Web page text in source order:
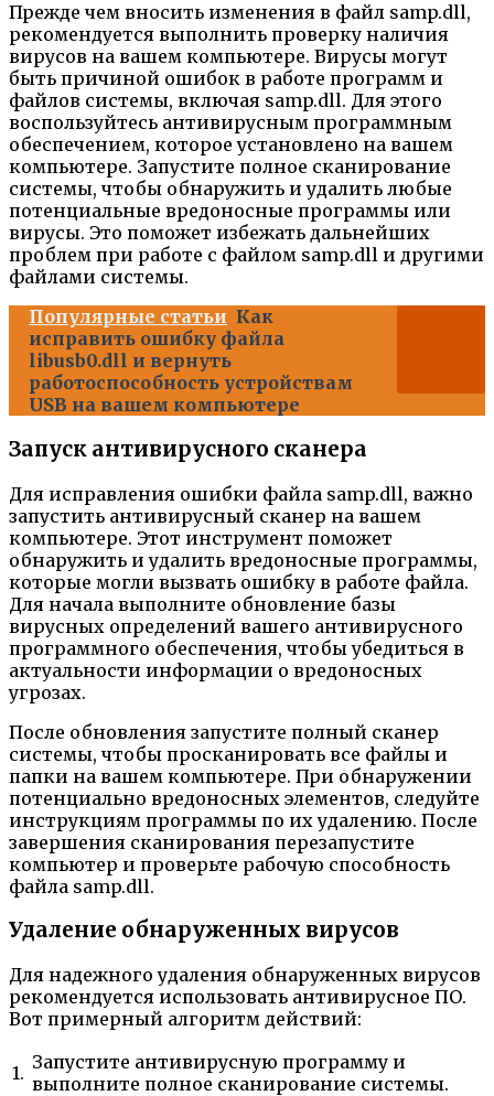
Прежде чем вносить изменения в файл samp.dll,
рекомендуется выполнить проверку наличия
вирусов на вашем компьютере. Вирусы могут
быть причиной ошибок в работе программ и
файлов системы, включая samp.dll. Для этого
воспользуйтесь антивирусным программным
обеспечением, которое установлено на вашем
компьютере. Запустите полное сканирование
системы, чтобы обнаружить и удалить любые
потенциальные вредоносные программы или
вирусы. Это поможет избежать дальнейших
проблем при работе с файлом samp.dll и другими
файлами системы.
Популярные статьи Как
исправить ошибку файла
libusb0.dll и вернуть
работоспособность устройствам
USB на вашем компьютере
Запуск антивирусного сканера
Для исправления ошибки файла samp.dll, важно
запустить антивирусный сканер на вашем
компьютере. Этот инструмент поможет
обнаружить и удалить вредоносные программы,
которые могли вызвать ошибку в работе файла.
Для начала выполните обновление базы
вирусных определений вашего антивирусного
программного обеспечения, чтобы убедиться в
актуальности информации о вредоносных
угрозах.
После обновления запустите полный сканер
системы, чтобы просканировать все файлы и
папки на вашем компьютере. При обнаружении
потенциально вредоносных элементов, следуйте
инструкциям программы по их удалению. После
завершения сканирования перезапустите
компьютер и проверьте рабочую способность
файла samp.dll.
Удаление обнаруженных вирусов
Для надежного удаления обнаруженных вирусов
рекомендуется использовать антивирусное ПО.
Вот примерный алгоритм действий:
1. Запустите антивирусную программу и
выполните полное сканирование системы.